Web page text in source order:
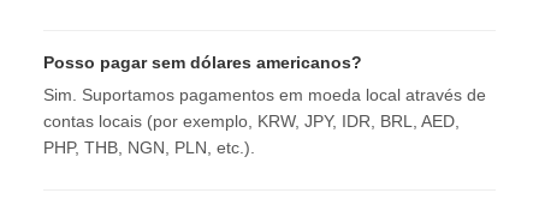
Posso pagar sem dólares americanos?
Sim. Suportamos pagamentos em moeda local através de
contas locais (por exemplo, KRW, JPY, IDR, BRL, AED,
PHP, THB, NGN, PLN, etc.).